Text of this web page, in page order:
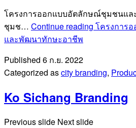
โครงการออกแบบอัตลักษณ์ชุมชนแ
ชุมช… Continue reading โครงการ
และพัฒนาทักษะอาชีพ
Published 6 ก.ย. 2022
Categorized ascity branding,
Ko Sichang Branding
Previous slide Next slide